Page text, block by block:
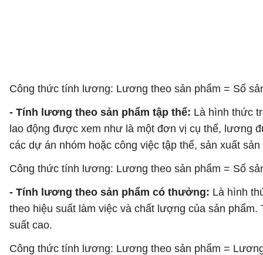
Công thức tính lương: Lương theo sản phẩm = Số
- Tính lương theo sản phẩm tập thể: Là hình thức
lao động được xem như là một đơn vị cụ thể, lương
các dự án nhóm hoặc công việc tập thể, sản xuất
Công thức tính lương: Lương theo sản phẩm = Số
- Tính lương theo sản phẩm có thưởng: Là hình
theo hiệu suất làm việc và chất lượng của sản
suất cao.
Công thức tính lương: Lương theo sản phẩm =